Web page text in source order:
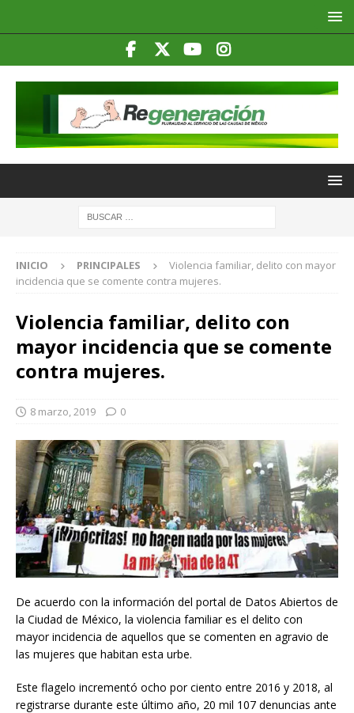
INICIO PRINCIPALES
Violencia familiar, delito con mayor
incidencia que se comente contra mujeres.
Violencia familiar, delito con
mayor incidencia que se comente
contra mujeres.
8 marzo, 2019 0
De acuerdo con la información del portal de Datos Abiertos de
la Ciudad de México, la violencia familiar es el delito con
mayor incidencia de aquellos que se comenten en agravio de
las mujeres que habitan esta urbe.
Este flagelo incrementó ocho por ciento entre 2016 y 2018, al
registrarse durante este último año, 20 mil 107 denuncias ante